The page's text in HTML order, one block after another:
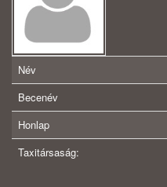
Név
Becenév
Honlap
Taxitársaság: